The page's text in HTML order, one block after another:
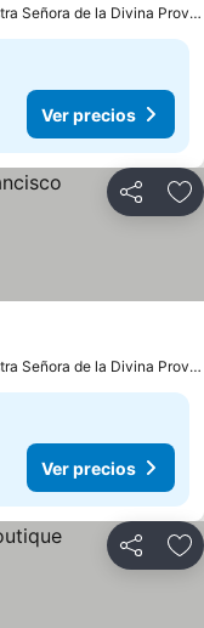
a 2.0 km de: Nuestra Señora de la Divina Providencia
Ver precios
Compartir
a 2.3 km de: Nuestra Señora de la Divina Providencia
Ver precios
Compartir